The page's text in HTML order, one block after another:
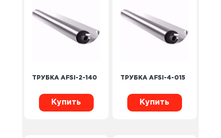
ТРУБКА AFSI-2-140
Купить
ТРУБКА AFSI-4-015
Купить